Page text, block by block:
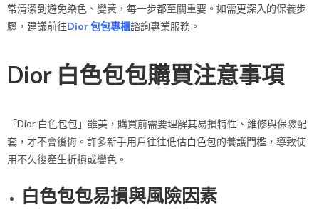
常清潔到避免染色、變黃，每一步都至關重要。如需更深入的保養步
驟，建議前往Dior 包包專櫃諮詢專業服務。
Dior 白色包包購買注意事項
「Dior 白色包包」雖美，購買前需要理解其易損特性、維修與保險配
套，才不會後悔。許多新手用戶往往低估白色包的養護門檻，導致使
用不久後產生折損或變色。
白色包包易損與風險因素